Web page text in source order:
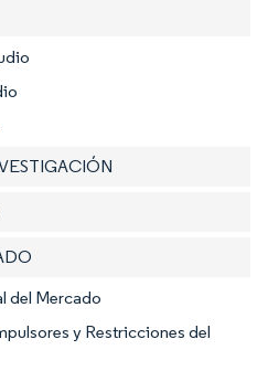
del Mercado
y Restricciones del